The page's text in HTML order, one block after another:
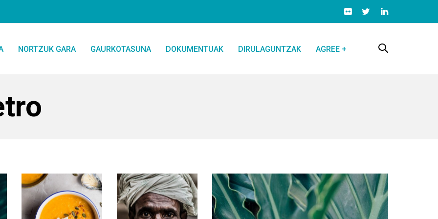
NORTZUK GARA GAURKOTASUNA DOKUMENTUAK DIRULAGUNTZAK AGREE +